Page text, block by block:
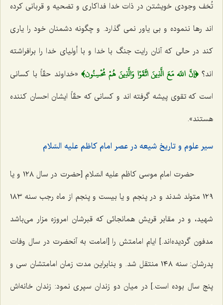
تُحَف وجودى خویشتن در ذات خدا فداکارى و تضحیه و قربانى کرده‌
اند رها ننموده و بى یاور نمى‌ گذارد. و چگونه دشمنان خود را یارى
کند در حالى که آنان رایت جنگ با خدا و با أولیاى خدا را برافراشته
اند؟﴿إنَّ اللَه مَعَ الَّذِينَ اتَّقَوْا وَالَّذِينَ هُمْ مُحْسِنُون﴾ «خداوند حقّاً با کسانى
است که تقوى پیشه گرفته ‌اند و کسانى که حقّاً ایشان احسان کننده
هستند».
سیر علوم و تاریخ شیعه در عصر امام کاظم علیه السّلام‌
حضرت امام موسى کاظم علیه السّلام [حضرت در سال ١٢٨ و یا
١٢٩ متولد شدند و در پنجم و یا بیست و پنجم از ماه رجب سنه ١٨٣
شهید، و در مقابر قریش همانجائى که قبرشان امروزه مزار مى‌باشد
مدفون گردیده‌اند.] ایام امامتش را [امامت به آنحضرت در سال وفات
پدرشان: سنه ١٤٨ منتقل شد. و بنابراین مدت زمان امامتشان سى و
پنج سال بوده است.] در میان دو زندان سپرى نمود: زندان خانه‌اش